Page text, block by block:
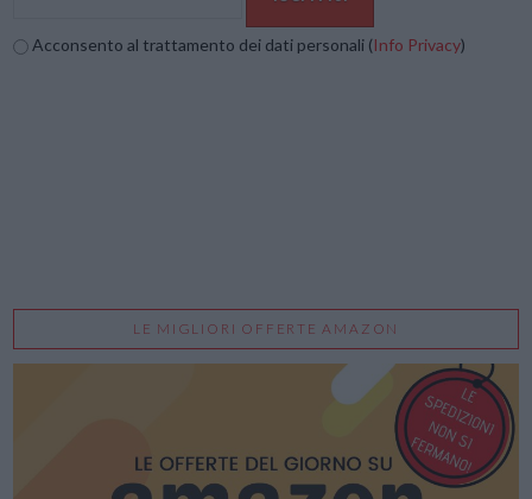
Acconsento al trattamento dei dati personali (Info Privacy)
LE MIGLIORI OFFERTE AMAZON